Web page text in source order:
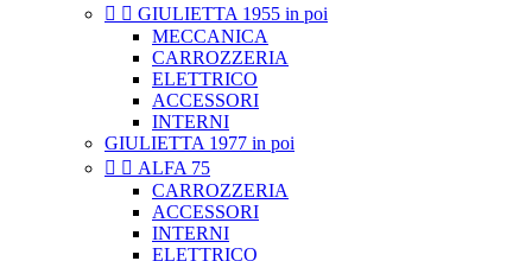
  GIULIETTA 1955 in poi
MECCANICA
CARROZZERIA
ELETTRICO
ACCESSORI
INTERNI
GIULIETTA 1977 in poi
  ALFA 75
CARROZZERIA
ACCESSORI
INTERNI
ELETTRICO